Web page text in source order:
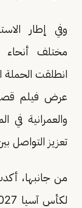
وفي إطار
مختلف أنحاء
انطلقت الحملة
عرض فيلم قصير
والعمرانية في
تعزيز التواصل
من جانبها،